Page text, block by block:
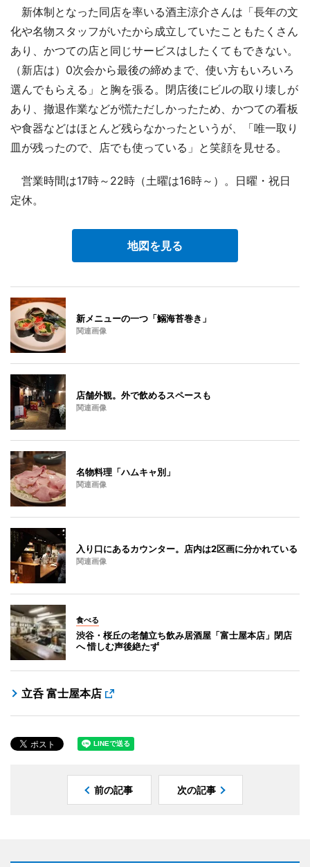
新体制となった同店を率いる酒主涼介さんは「長年の文
化や名物スタッフがいたから成立していたこともたくさん
あり、かつての店と同じサービスはしたくてもできない。
（新店は）0次会から最後の締めまで、使い方もいろいろ
選んでもらえる」と胸を張る。閉店後にビルの取り壊しが
あり、撤退作業などが慌ただしかったため、かつての看板
や食器などはほとんど残らなかったというが、「唯一取り
皿が残ったので、店でも使っている」と笑顔を見せる。
営業時間は17時～22時（土曜は16時～）。日曜・祝日
定休。
地図を見る
新メニューの一つ「鰯海苔巻き」
関連画像
店舗外観。外で飲めるスペースも
関連画像
名物料理「ハムキャ別」
関連画像
入り口にあるカウンター。店内は2区画に分かれている
関連画像
食べる
渋谷・桜丘の老舗立ち飲み居酒屋「富士屋本店」閉店
へ 惜しむ声後絶たず
立呑 富士屋本店
前の記事 次の記事